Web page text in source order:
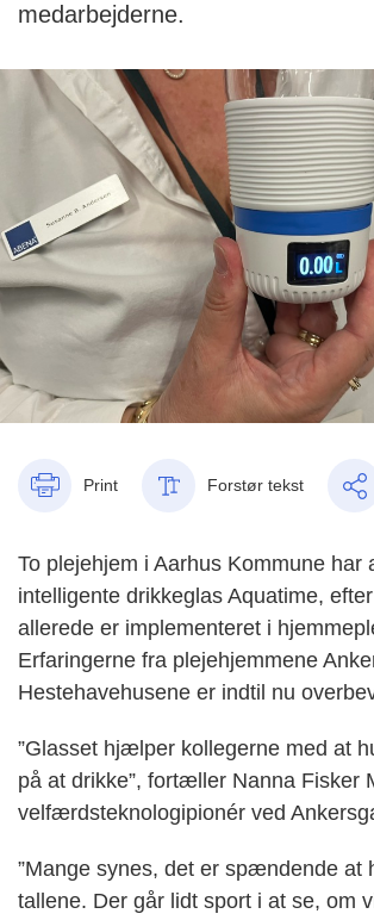
medarbejderne.
Print Forstør tekst
To plejehjem i Aarhus Kommune har
intelligente drikkeglas Aquatime,
allerede er implementeret i
Erfaringerne fra plejehjemmene
Hestehavehusene er indtil nu
”Glasset hjælper kollegerne med at
på at drikke”, fortæller Nanna Fisker
velfærdsteknologipionér ved
”Mange synes, det er spændende at
tallene. Der går lidt sport i at se, om